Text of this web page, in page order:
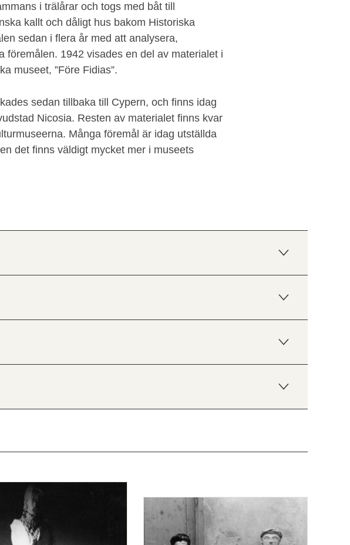
i trälårar och togs med båt till
kallt och dåligt hus bakom Historiska
sedan i flera år med att analysera,
föremålen. 1942 visades en del av materialet i
museet, ”Före Fidias”.
sedan tillbaka till Cypern, och finns idag
Nicosia. Resten av materialet finns kvar
Många föremål är idag utställda
det finns väldigt mycket mer i museets